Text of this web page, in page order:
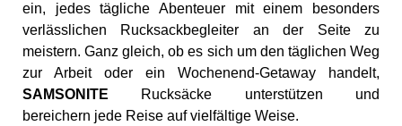
ein, jedes tägliche Abenteuer mit einem besonders
verlässlichen Rucksackbegleiter an der Seite zu
meistern. Ganz gleich, ob es sich um den täglichen Weg
zur Arbeit oder ein Wochenend-Getaway handelt,
SAMSONITE Rucksäcke unterstützen und
bereichern jede Reise auf vielfältige Weise.